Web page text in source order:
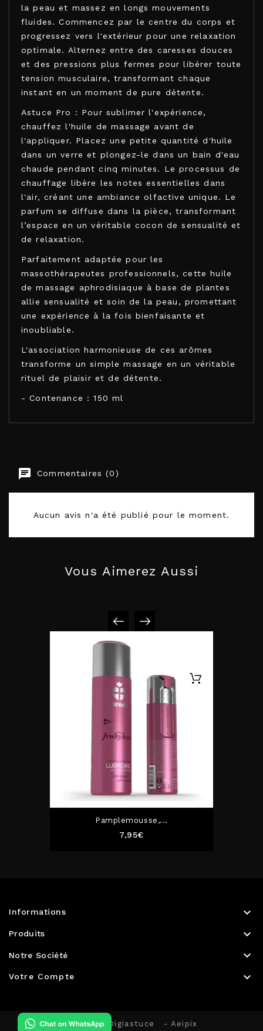
la peau et massez en longs mouvements
fluides. Commencez par le centre du corps et
progressez vers l'extérieur pour une relaxation
optimale. Alternez entre des caresses douces
et des pressions plus fermes pour libérer toute
tension musculaire, transformant chaque
instant en un moment de pure détente.
Astuce Pro : Pour sublimer l'expérience,
chauffez l'huile de massage avant de
l'appliquer. Placez une petite quantité d'huile
dans un verre et plongez-le dans un bain d'eau
chaude pendant cinq minutes. Le processus de
chauffage libère les notes essentielles dans
l'air, créant une ambiance olfactive unique. Le
parfum se diffuse dans la pièce, transformant
l’espace en un véritable cocon de sensualité et
de relaxation.
Parfaitement adaptée pour les
massothérapeutes professionnels, cette huile
de massage aphrodisiaque à base de plantes
allie sensualité et soin de la peau, promettant
une expérience à la fois bienfaisante et
inoubliable.
L'association harmonieuse de ces arômes
transforme un simple massage en un véritable
rituel de plaisir et de détente.
- Contenance : 150 ml
Commentaires (0)
Aucun avis n'a été publié pour le moment.
Vous Aimerez Aussi
Pamplemousse,...
7,95€
Informations 
Produits 
Notre Société 
Votre Compte 
© 2026 - Digiastuce - Aeipix